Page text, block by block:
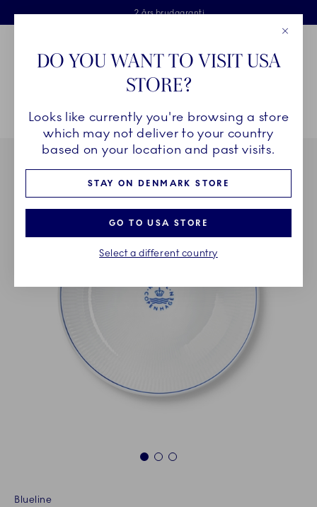
Skip Navigation
Fri levering ved køb over 500 kr. og fri retur
Gratis gaveindpakning
2 års brudgaranti
Royal Copenhagen
Breadcrumb Headlinesss
HjemSTEL Stel Blueline Blueline skål, 110 cl
1 2 3
Blueline
DO YOU WANT TO VISIT USA
STORE?
Looks like currently you're browsing a store
which may not deliver to your country
based on your location and past visits.
STAY ON DENMARK STORE
GO TO USA STORE
Select a different country